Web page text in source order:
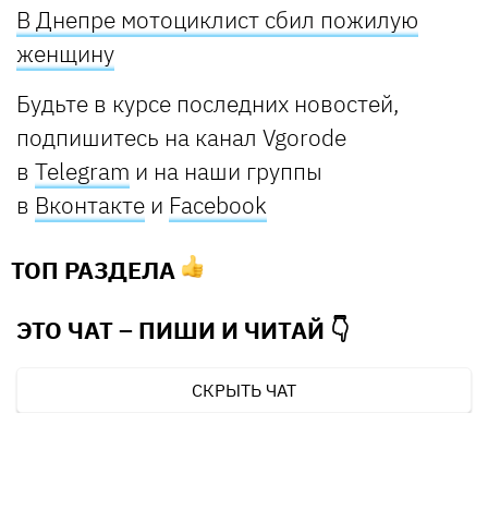
В Днепре мотоциклист сбил пожилую
женщину
Будьте в курсе последних новостей,
подпишитесь на канал Vgorode
в Telegram и на наши группы
в Вконтакте и Facebook
ТОП РАЗДЕЛА
ЭТО ЧАТ – ПИШИ И ЧИТАЙ 👇
СКРЫТЬ ЧАТ